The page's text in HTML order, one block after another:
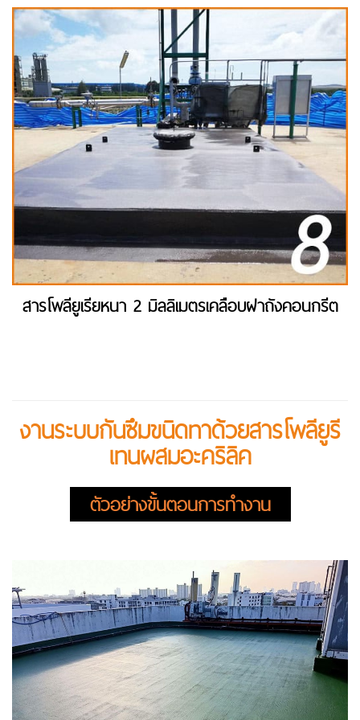
สารโพลียูเรียหนา 2 มิลลิเมตรเคลือบฝาถังคอนกรีต
งานระบบกันซึมขนิดทาด้วยสารโพลียูรี
เทนผสมอะคริลิค
ตัวอย่างขั้นตอนการทำงาน